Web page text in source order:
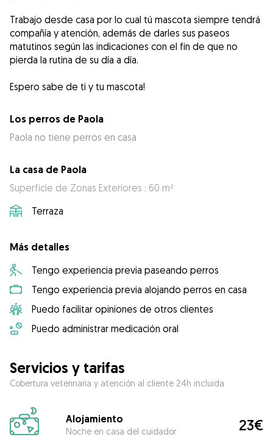
Trabajo desde casa por lo cual tú mascota siempre tendrá
compañía y atención, además de darles sus paseos
matutinos según las indicaciones con el fin de que no
pierda la rutina de su día a día.
Espero sabe de ti y tu mascota!
Los perros de Paola
Paola no tiene perros en casa
La casa de Paola
Superficie de Zonas Exteriores : 60 m²
Terraza
Más detalles
Tengo experiencia previa paseando perros
Tengo experiencia previa alojando perros en casa
Puedo facilitar opiniones de otros clientes
Puedo administrar medicación oral
Servicios y tarifas
Cobertura veterinaria y atención al cliente 24h incluida
Alojamiento
Noche en casa del cuidador 23€